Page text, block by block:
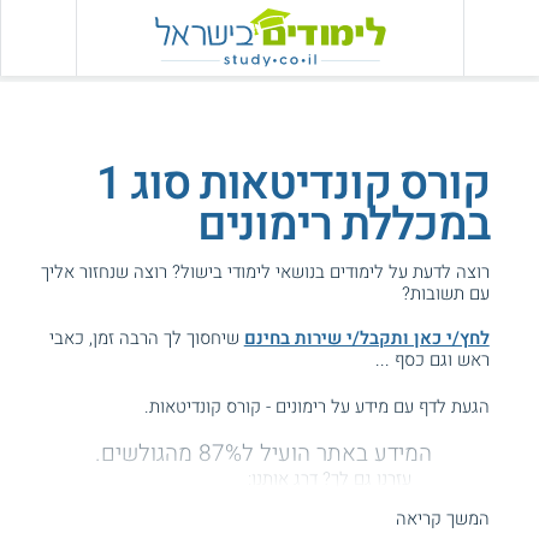
קורס קונדיטאות סוג 1
במכללת רימונים
רוצה לדעת על לימודים בנושאי לימודי בישול? רוצה שנחזור אליך
עם תשובות?
לחץ/י כאן ותקבל/י שירות בחינם שיחסוך לך הרבה זמן, כאבי
ראש וגם כסף ...
הגעת לדף עם מידע על רימונים - קורס קונדיטאות.
המידע באתר הועיל ל87% מהגולשים.
עזרנו גם לך? דרג אותנו:
המשך קריאה